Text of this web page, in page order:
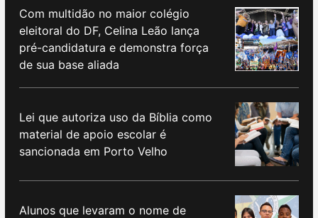
Com multidão no maior colégio
eleitoral do DF, Celina Leão lança
pré-candidatura e demonstra força
de sua base aliada
Lei que autoriza uso da Bíblia como
material de apoio escolar é
sancionada em Porto Velho
Alunos que levaram o nome de